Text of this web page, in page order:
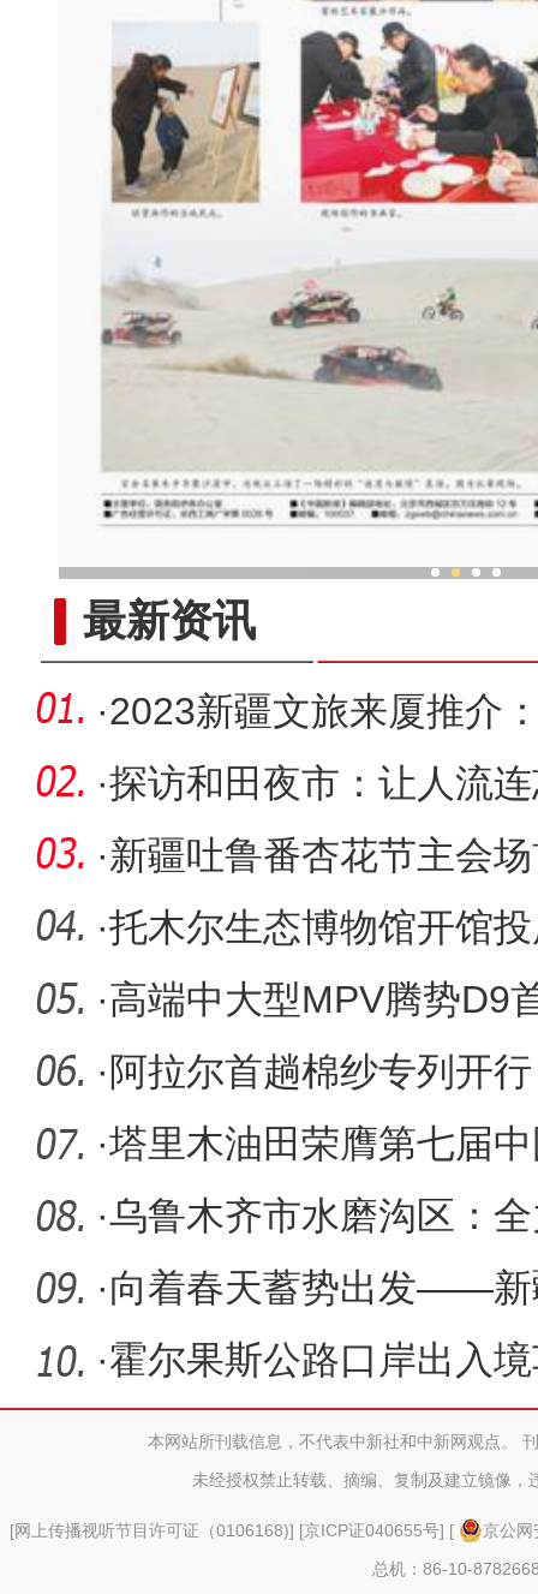
最新资讯
·2023新疆文旅来厦推介
·探访和田夜市：让人流
·新疆吐鲁番杏花节主会
万人次 现
·托木尔生态博物馆开馆
·高端中大型MPV腾势D9
际车展
· 阿拉尔首趟棉纱专列开
辟新线路
·塔里木油田荣膺第七届
·乌鲁木齐市水磨沟区：
设
·向着春天蓄势出发——新
营企业发
·霍尔果斯公路口岸出入
上新”
本网站所刊载信息，不代表中新社和中新网观点。
未经授权禁止转载、摘编、复制及建立镜像，
[网上传播视听节目许可证（0106168)] [京ICP证040655号] [
京公
总机：86-10-